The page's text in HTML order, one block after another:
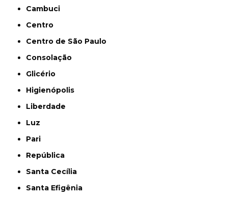
Cambuci
Centro
Centro de São Paulo
Consolação
Glicério
Higienópolis
Liberdade
Luz
Pari
República
Santa Cecília
Santa Efigênia